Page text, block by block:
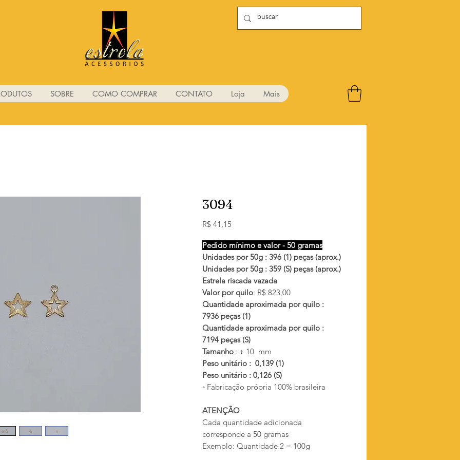
SOBRE COMO COMPRAR CONTATO Loja Mais
3094
R$ 41,15Preço
Pedido mínimo e valor - 50 gramas
Unidades por 50g : 396 (1) peças (aprox.)
Unidades por 50g : 359 (S) peças (aprox.)
Estrela riscada vazada
Valor por quilo: R$ 823,00
Quantidade aproximada por quilo :
7936 peças (1)
Quantidade aproximada por quilo :
7194 peças (S)
Tamanho : ↕ 10 mm
Peso unitário : 0,139 (1)
Peso unitário : 0,126 (S)
◦ Fabricação própria 100% brasileira
ATENÇÃO
Cada quantidade adicionada
corresponde a 50 gramas
Exemplo: Quantidade 2 = 100g